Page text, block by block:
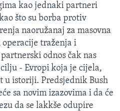
kao jednaki partneri
što su borba protiv
naoružanaj za masovna
traženja i
odnos čak nas
- Evropi koja je cijela,
u istoriji. Predsjednik Bush
sa novim izazovima i da će
da se lakkše odupire